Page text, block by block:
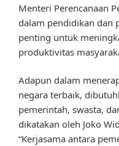
Menteri Perencanaan
dalam pendidikan dan
penting untuk
produktivitas
Adapun dalam
negara terbaik,
pemerintah, swasta,
dikatakan oleh Joko
“Kerjasama antara